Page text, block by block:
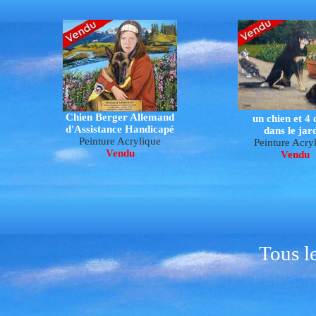
Chien Berger Allemand
d'Assistance Handicapé
Peinture Acrylique
Vendu
un chien et 4
dans le
Peinture
Vendu
Tous